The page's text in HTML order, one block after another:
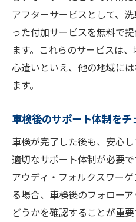
アフターサービスとして、
った付加サービスを無料で
ます。これらのサービスは
心遣いといえ、他の地域に
ます。
車検後のサポート体制をチ
車検が完了した後も、安心
適切なサポート体制が必要
アウディ・フォルクスワー
る場合、車検後のフォロー
どうかを確認することが重